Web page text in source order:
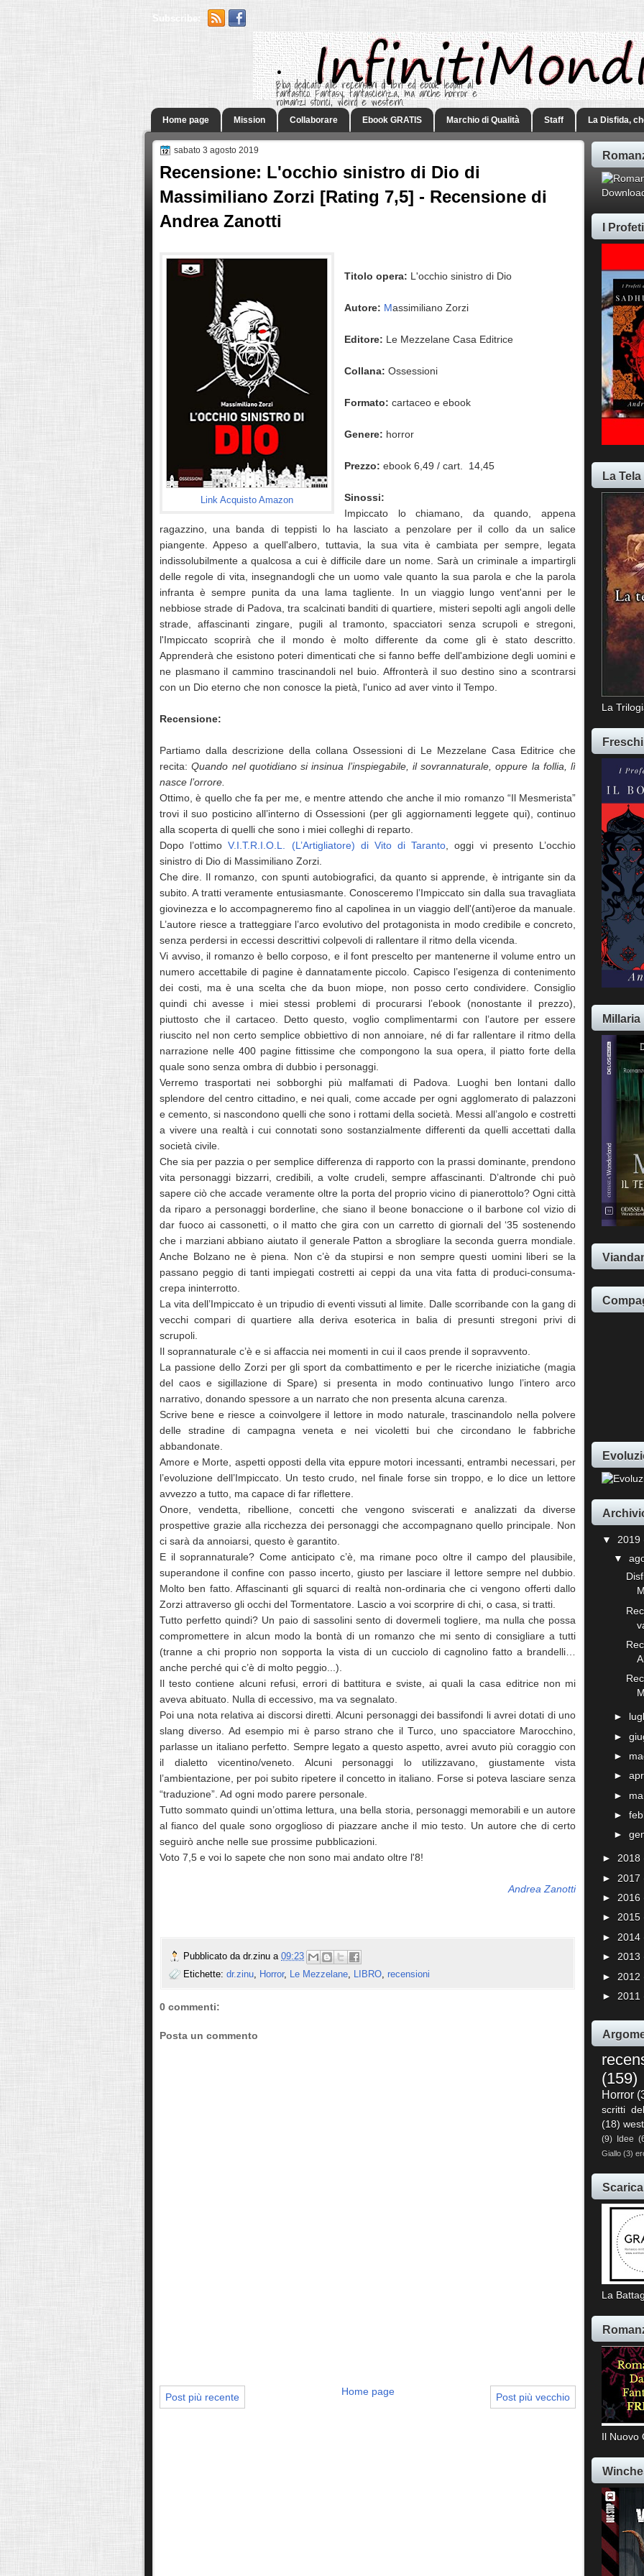
Subscribe:
.
Blog dedicato alle recensioni di libri ed ebook legati al
fantastico. Fantasy, fantascienza, ma anche horror e
romanzi storici, weird e western.
Home page Mission Collaborare Ebook GRATIS Marchio di Qualità Staff La Disfida,
sabato 3 agosto 2019
Recensione: L'occhio sinistro di Dio di
Massimiliano Zorzi [Rating 7,5] - Recensione di
Andrea Zanotti
Link Acquisto Amazon
Titolo opera: L'occhio sinistro di Dio
Autore: Massimiliano Zorzi
Editore: Le Mezzelane Casa Editrice
Collana: Ossessioni
Formato:cartaceo e ebook
Genere: horror
Prezzo:ebook 6,49 / cart. 14,45
Sinossi:
Impiccato lo chiamano, da quando, appena
ragazzino, una banda di teppisti lo ha lasciato a penzolare per il collo da un salice
piangente. Appeso a quell'albero, tuttavia, la sua vita è cambiata per sempre, legata
indissolubilmente a qualcosa a cui è difficile dare un nome. Sarà un criminale a impartirgli
delle regole di vita, insegnandogli che un uomo vale quanto la sua parola e che la parola
infranta è sempre punita da una lama tagliente. In un viaggio lungo vent'anni per le
nebbiose strade di Padova, tra scalcinati banditi di quartiere, misteri sepolti agli angoli delle
strade, affascinanti zingare, pugili al tramonto, spacciatori senza scrupoli e stregoni,
l'Impiccato scoprirà che il mondo è molto differente da come gli è stato descritto.
Apprenderà che esistono poteri dimenticati che si fanno beffe dell'ambizione degli uomini e
ne plasmano il cammino trascinandoli nel buio. Affronterà il suo destino sino a scontrarsi
con un Dio eterno che non conosce la pietà, l'unico ad aver vinto il Tempo.
Recensione:
Partiamo dalla descrizione della collana Ossessioni di Le Mezzelane Casa Editrice che
recita:Quando nel quotidiano si insinua l’inspiegabile, il sovrannaturale, oppure la follia, lì
nasce l’orrore.
Ottimo, è quello che fa per me, e mentre attendo che anche il mio romanzo “Il Mesmerista”
trovi il suo posticino all’interno di Ossessioni (per gli aggiornamenti leggete qui), continuo
alla scoperta di quelli che sono i miei colleghi di reparto.
Dopo l’ottimo V.I.T.R.I.O.L. (L’Artigliatore) di Vito di Taranto , oggi vi presento L’occhio
sinistro di Dio di Massimiliano Zorzi.
Che dire. Il romanzo, con spunti autobiografici, da quanto si apprende, è intrigante sin da
subito. A tratti veramente entusiasmante. Conosceremo l’Impiccato sin dalla sua travagliata
giovinezza e lo accompagneremo fino al capolinea in un viaggio dell'(anti)eroe da manuale.
L’autore riesce a tratteggiare l’arco evolutivo del protagonista in modo credibile e concreto,
senza perdersi in eccessi descrittivi colpevoli di rallentare il ritmo della vicenda.
Vi avviso, il romanzo è bello corposo, e il font prescelto per mantenerne il volume entro un
numero accettabile di pagine è dannatamente piccolo. Capisco l’esigenza di contenimento
dei costi, ma è una scelta che da buon miope, non posso certo condividere. Consiglio
quindi chi avesse i miei stessi problemi di procurarsi l’ebook (nonostante il prezzo),
piuttosto che il cartaceo. Detto questo, voglio complimentarmi con l’autore per essere
riuscito nel non certo semplice obbiettivo di non annoiare, né di far rallentare il ritmo della
narrazione nelle 400 pagine fittissime che compongono la sua opera, il piatto forte della
quale sono senza ombra di dubbio i personaggi.
Verremo trasportati nei sobborghi più malfamati di Padova. Luoghi ben lontani dallo
splendore del centro cittadino, e nei quali, come accade per ogni agglomerato di palazzoni
e cemento, si nascondono quelli che sono i rottami della società. Messi all’angolo e costretti
a vivere una realtà i cui connotati sono sostanzialmente differenti da quelli accettati dalla
società civile.
Che sia per pazzia o per semplice differenza di rapporto con la prassi dominante, prendono
vita personaggi bizzarri, credibili, a volte crudeli, sempre affascinanti. D’altronde chi può
sapere ciò che accade veramente oltre la porta del proprio vicino di pianerottolo? Ogni città
da riparo a personaggi borderline, che siano il beone bonaccione o il barbone col vizio di
dar fuoco ai cassonetti, o il matto che gira con un carretto di giornali del ‘35 sostenendo
che i marziani abbiano aiutato il generale Patton a sbrogliare la seconda guerra mondiale.
Anche Bolzano ne è piena. Non c’è da stupirsi e non sempre questi uomini liberi se la
passano peggio di tanti impiegati costretti ai ceppi da una vita fatta di produci-consuma-
crepa ininterrotto.
La vita dell’Impiccato è un tripudio di eventi vissuti al limite. Dalle scorribande con la gang di
vecchi compari di quartiere alla deriva esoterica in balia di presunti stregoni privi di
scrupoli.
Il soprannaturale c’è e si affaccia nei momenti in cui il caos prende il sopravvento.
La passione dello Zorzi per gli sport da combattimento e per le ricerche iniziatiche (magia
del caos e sigillazione di Spare) si presenta in modo continuativo lungo l’intero arco
narrativo, donando spessore a un narrato che non presenta alcuna carenza.
Scrive bene e riesce a coinvolgere il lettore in modo naturale, trascinandolo nella polvere
delle stradine di campagna veneta e nei vicoletti bui che circondano le fabbriche
abbandonate.
Amore e Morte, aspetti opposti della vita eppure motori incessanti, entrambi necessari, per
l’evoluzione dell’Impiccato. Un testo crudo, nel finale forse sin troppo, e lo dice un lettore
avvezzo a tutto, ma capace di far riflettere.
Onore, vendetta, ribellione, concetti che vengono sviscerati e analizzati da diverse
prospettive grazie alla ricchezza dei personaggi che accompagnano quello principale. Non
ci sarà da annoiarsi, questo è garantito.
E il soprannaturale? Come anticipato c’è, ma rimane poco oltre il campo del plausibile,
superandone il confine con passo incerto, giusto per lasciare il lettore sempre nel dubbio.
Molto ben fatto. Affascinanti gli squarci di realtà non-ordinaria che ci vengono offerti dallo
Zorzi attraverso gli occhi del Tormentatore. Lascio a voi scorprire di chi, o casa, si tratti.
Tutto perfetto quindi? Un paio di sassolini sento di dovermeli togliere, ma nulla che possa
compromettere in alcun modo la bontà di un romanzo che mi sento di consigliare a tutti
(tranne a chi proprio non sopporta la vista di un cucciolo di cagnolino fatto a brandelli…
anche perché qui c’è di molto peggio...).
Il testo contiene alcuni refusi, errori di battitura e sviste, ai quali la casa editrice non mi
aveva abituato. Nulla di eccessivo, ma va segnalato.
Poi una nota relativa ai discorsi diretti. Alcuni personaggi dei bassifondi li avrei dotati di uno
slang diverso. Ad esempio mi è parso strano che il Turco, uno spacciatore Marocchino,
parlasse un italiano perfetto. Sempre legato a questo aspetto, avrei avuto più coraggio con
il dialetto vicentino/veneto. Alcuni personaggi lo utilizzavano, giustamente vista
l’ambientazione, per poi subito ripetere il concetto in italiano. Forse si poteva lasciare senza
“traduzione”. Ad ogni modo parere personale.
Tutto sommato quindi un’ottima lettura, una bella storia, personaggi memorabili e un autore
al fianco del quale sono orgoglioso di piazzare anche il mio testo. Un autore che di certo
seguirò anche nelle sue prossime pubblicazioni.
Voto 7,5 e voi lo sapete che non sono mai andato oltre l'8!
Andrea Zanotti
Pubblicato da dr.zinu a 09:23
Etichette: dr.zinu, Horror, Le Mezzelane, LIBRO, recensioni
0 commenti:
Posta un commento
Post più recente Post più vecchio
Home page
I
La
La
Millaria
▼ 2019
▼
►
►
►
►
►
►
►
► 2018
► 2017
► 2016
► 2015
► 2014
► 2013
► 2012
► 2011
(159)
Horror
scritti
(18)
(9) Idee
Giallo (3)
La
Il